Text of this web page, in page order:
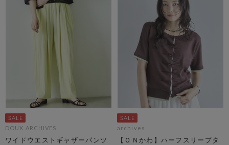
DOUX ARCHIVES
ワイドウエストギャザーパンツ
archives
【ＯＮかわ】ハーフスリープタ